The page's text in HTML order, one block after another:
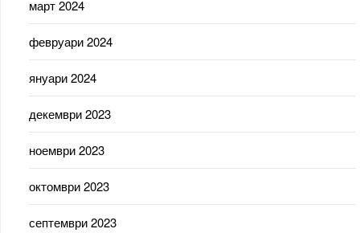
март 2024
февруари 2024
януари 2024
декември 2023
ноември 2023
октомври 2023
септември 2023